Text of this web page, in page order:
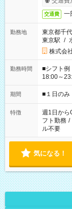
交通費 一
勤務地
東京都千
東京駅 /
株式会
勤務時間
■シフト例
18:00～
etc ★最短で3時間で5,120円のお仕事から 15時間で2万円近く稼
げるお仕事も！ ご希望のお時間に合わ
ください！
期間 ■１日のみ
特徴 週1日から
フト勤務 /
ル不要
気になる！